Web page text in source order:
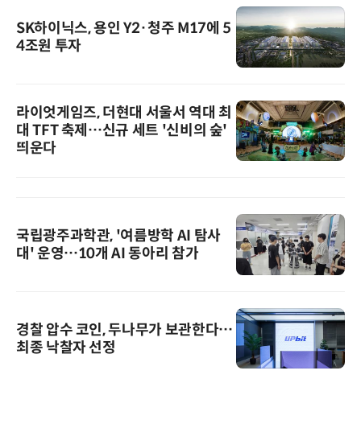
SK하이닉스, 용인 Y2·청주 M17에 5
4조원 투자
라이엇게임즈, 더현대 서울서 역대 최
대 TFT 축제…신규 세트 '신비의 숲'
띄운다
국립광주과학관, '여름방학 AI 탐사
대' 운영…10개 AI 동아리 참가
경찰 압수 코인, 두나무가 보관한다…
최종 낙찰자 선정